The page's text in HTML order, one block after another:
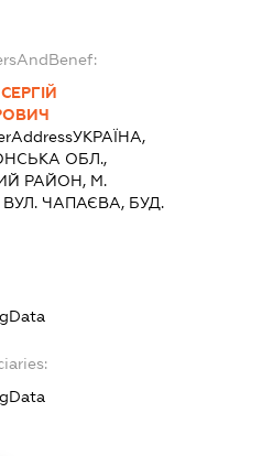
УКРАЇНА,
ОБЛ.,
РАЙОН, М.
ЧАПАЄВА, БУД.